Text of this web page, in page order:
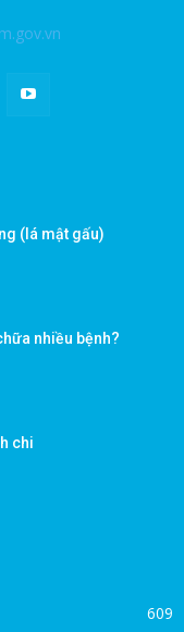
(lá mật gấu)
nhiều bệnh?
chi
609